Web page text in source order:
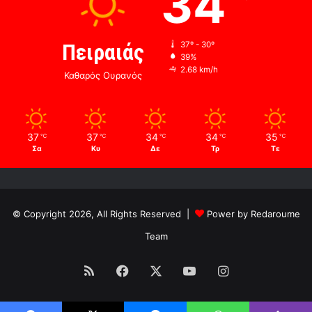
Πειραιάς
Καθαρός Ουρανός
37º - 30º
39%
2.68 km/h
37 ℃
Σα
37 ℃
Κυ
34 ℃
Δε
34 ℃
Τρ
35 ℃
Τε
© Copyright 2026, All Rights Reserved |
Power by Redaroume
Team
RSS Facebook YouTubeInstagram